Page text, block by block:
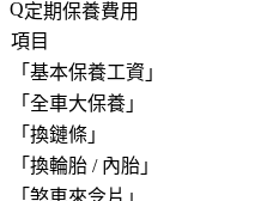
定期保養費用
項目
「 基本保養工資 」
「 全車大保養 」
「 換鏈條 」
「 換輪胎 / 內胎 」